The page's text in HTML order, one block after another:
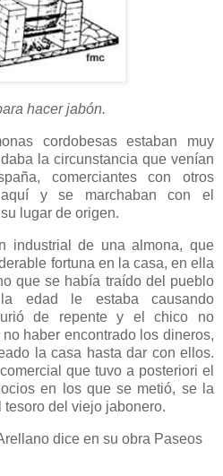
hacer jabón.
cordobesas estaban muy
la circunstancia que venían
comerciantes con otros
y se marchaban con el
lugar de origen.
industrial de una almona, que
fortuna en la casa, en ella
que se había traído del pueblo
edad le estaba causando
de repente y el chico no
haber encontrado los dineros,
la casa hasta dar con ellos.
que tuvo a posteriori el
en los que se metió, se la
del viejo jabonero.
dice en su obra Paseos